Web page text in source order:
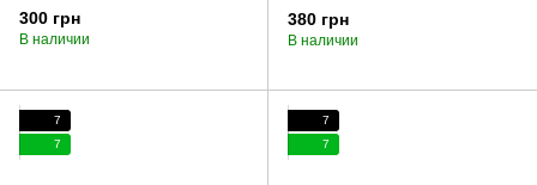
300 грн
В наличии
380 грн
В наличии
7
7
7
7